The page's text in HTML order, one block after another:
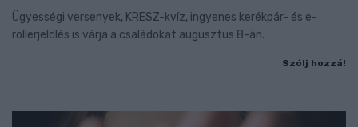
Ügyességi versenyek, KRESZ-kvíz, ingyenes kerékpár- és e-
rollerjelölés is várja a családokat augusztus 8-án.
Szólj hozzá!